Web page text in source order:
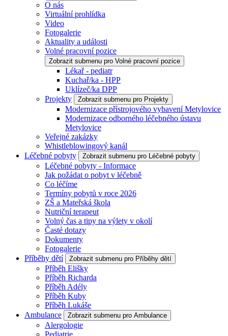
O nás
Virtuální prohlídka
Video
Fotogalerie
Aktuality a události
Volné pracovní pozice
Zobrazit submenu pro Volné pracovní pozice
Lékař - pediatr
Kuchař/ka - HPP
Uklízeč/ka DPP
Projekty
Zobrazit submenu pro Projekty
Modernizace přístrojového vybavení Metylovice
Modernizace odborného léčebného ústavu
Metylovice
Veřejné zakázky
Whistleblowingový kanál
Léčebné pobyty
Zobrazit submenu pro Léčebné pobyty
Léčebné pobyty - Informace
Jak požádat o pobyt v léčebně
Co léčíme
Termíny pobytů v roce 2026
ZŠ a Mateřská škola
Nutriční terapeut
Volný čas a tipy na výlety v okolí
Časté dotazy
Dokumenty
Fotogalerie
Příběhy dětí
Zobrazit submenu pro Příběhy dětí
Příběh Elišky
Příběh Richarda
Příběh Adély
Příběh Kuby
Příběh Lukáše
Ambulance
Zobrazit submenu pro Ambulance
Alergologie
Pediatrie